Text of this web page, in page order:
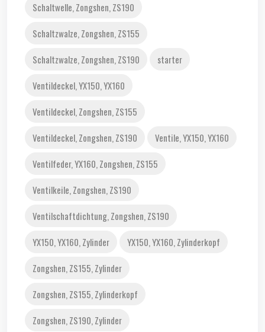
Schaltwelle, Zongshen, ZS190
Schaltzwalze, Zongshen, ZS155
Schaltzwalze, Zongshen, ZS190
starter
Ventildeckel, YX150, YX160
Ventildeckel, Zongshen, ZS155
Ventildeckel, Zongshen, ZS190
Ventile, YX150, YX160
Ventilfeder, YX160, Zongshen, ZS155
Ventilkeile, Zongshen, ZS190
Ventilschaftdichtung, Zongshen, ZS190
YX150, YX160, Zylinder
YX150, YX160, Zylinderkopf
Zongshen, ZS155, Zylinder
Zongshen, ZS155, Zylinderkopf
Zongshen, ZS190, Zylinder